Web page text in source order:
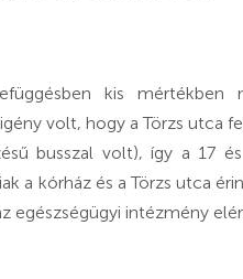
kis mértékben
volt, hogy a Törzs utca
busszal volt), így a 17
a kórház és a Törzs utca
egészségügyi intézmény